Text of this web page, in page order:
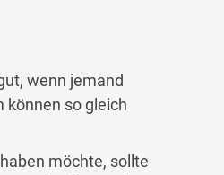
wenn jemand
können so gleich
möchte, sollte